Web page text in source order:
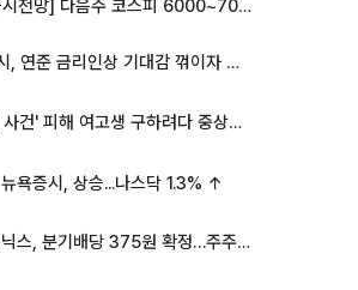
[주간증시전망] 다음주 코스피 6000~7000⋯“外人 수급은 정책이 변수”
뉴욕증시, 연준 금리인상 기대감 꺾이자 상승...S&P500 사상 최고치 [종합]
'장윤기 사건' 피해 여고생 구하려다 중상…고교생 의상자 지정
뉴욕증시, 상승...나스닥 1.3% ↑
SK하이닉스, 분기배당 375원 확정…주주환원책 9월로 앞당겨 발표